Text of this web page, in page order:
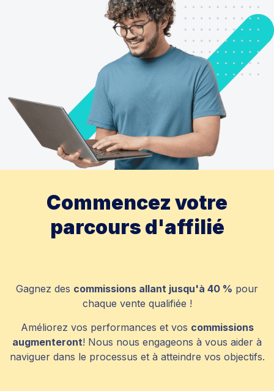
Commencez votre
parcours d'affilié
Gagnez des commissions allant jusqu'à 40 % pour
chaque vente qualifiée !
Améliorez vos performances et vos commissions
augmenteront! Nous nous engageons à vous aider à
naviguer dans le processus et à atteindre vos objectifs.